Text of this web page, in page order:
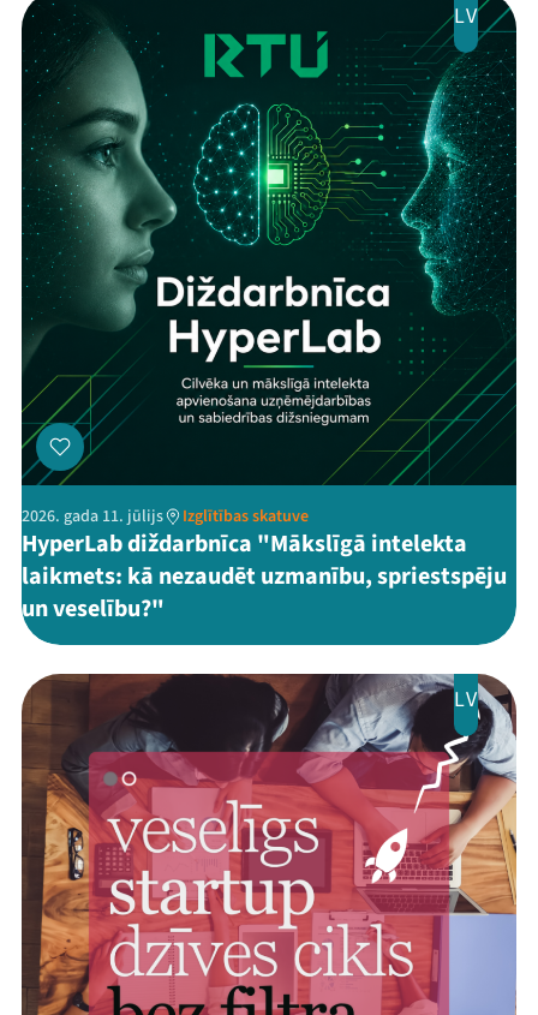
LV
2026. gada 11. jūlijs Izglītības skatuve
HyperLab diždarbnīca "Mākslīgā intelekta
laikmets: kā nezaudēt uzmanību, spriestspēju
un veselību?"
LV